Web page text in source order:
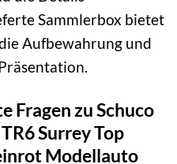
Sammlerbox bietet
Aufbewahrung und
Fragen zu Schuco
Surrey Top
Modellauto